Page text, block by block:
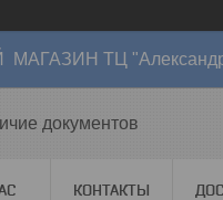
ТЦ
документов
КОНТАКТЫ